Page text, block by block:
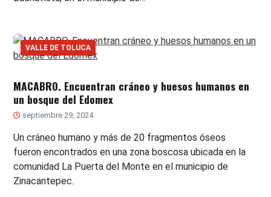
VALLE DE TOLUCA
MACABRO. Encuentran cráneo y huesos humanos en
un bosque del Edomex
septiembre 29, 2024
Un cráneo humano y más de 20 fragmentos óseos
fueron encontrados en una zona boscosa ubicada en la
comunidad La Puerta del Monte en el municipio de
Zinacantepec.